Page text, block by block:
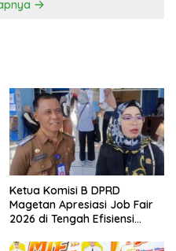
Ketua Komisi B DPRD
Magetan Apresiasi Job Fair
2026 di Tengah Efisiensi